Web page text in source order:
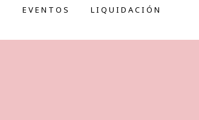
EVENTOS LIQUIDACIÓN